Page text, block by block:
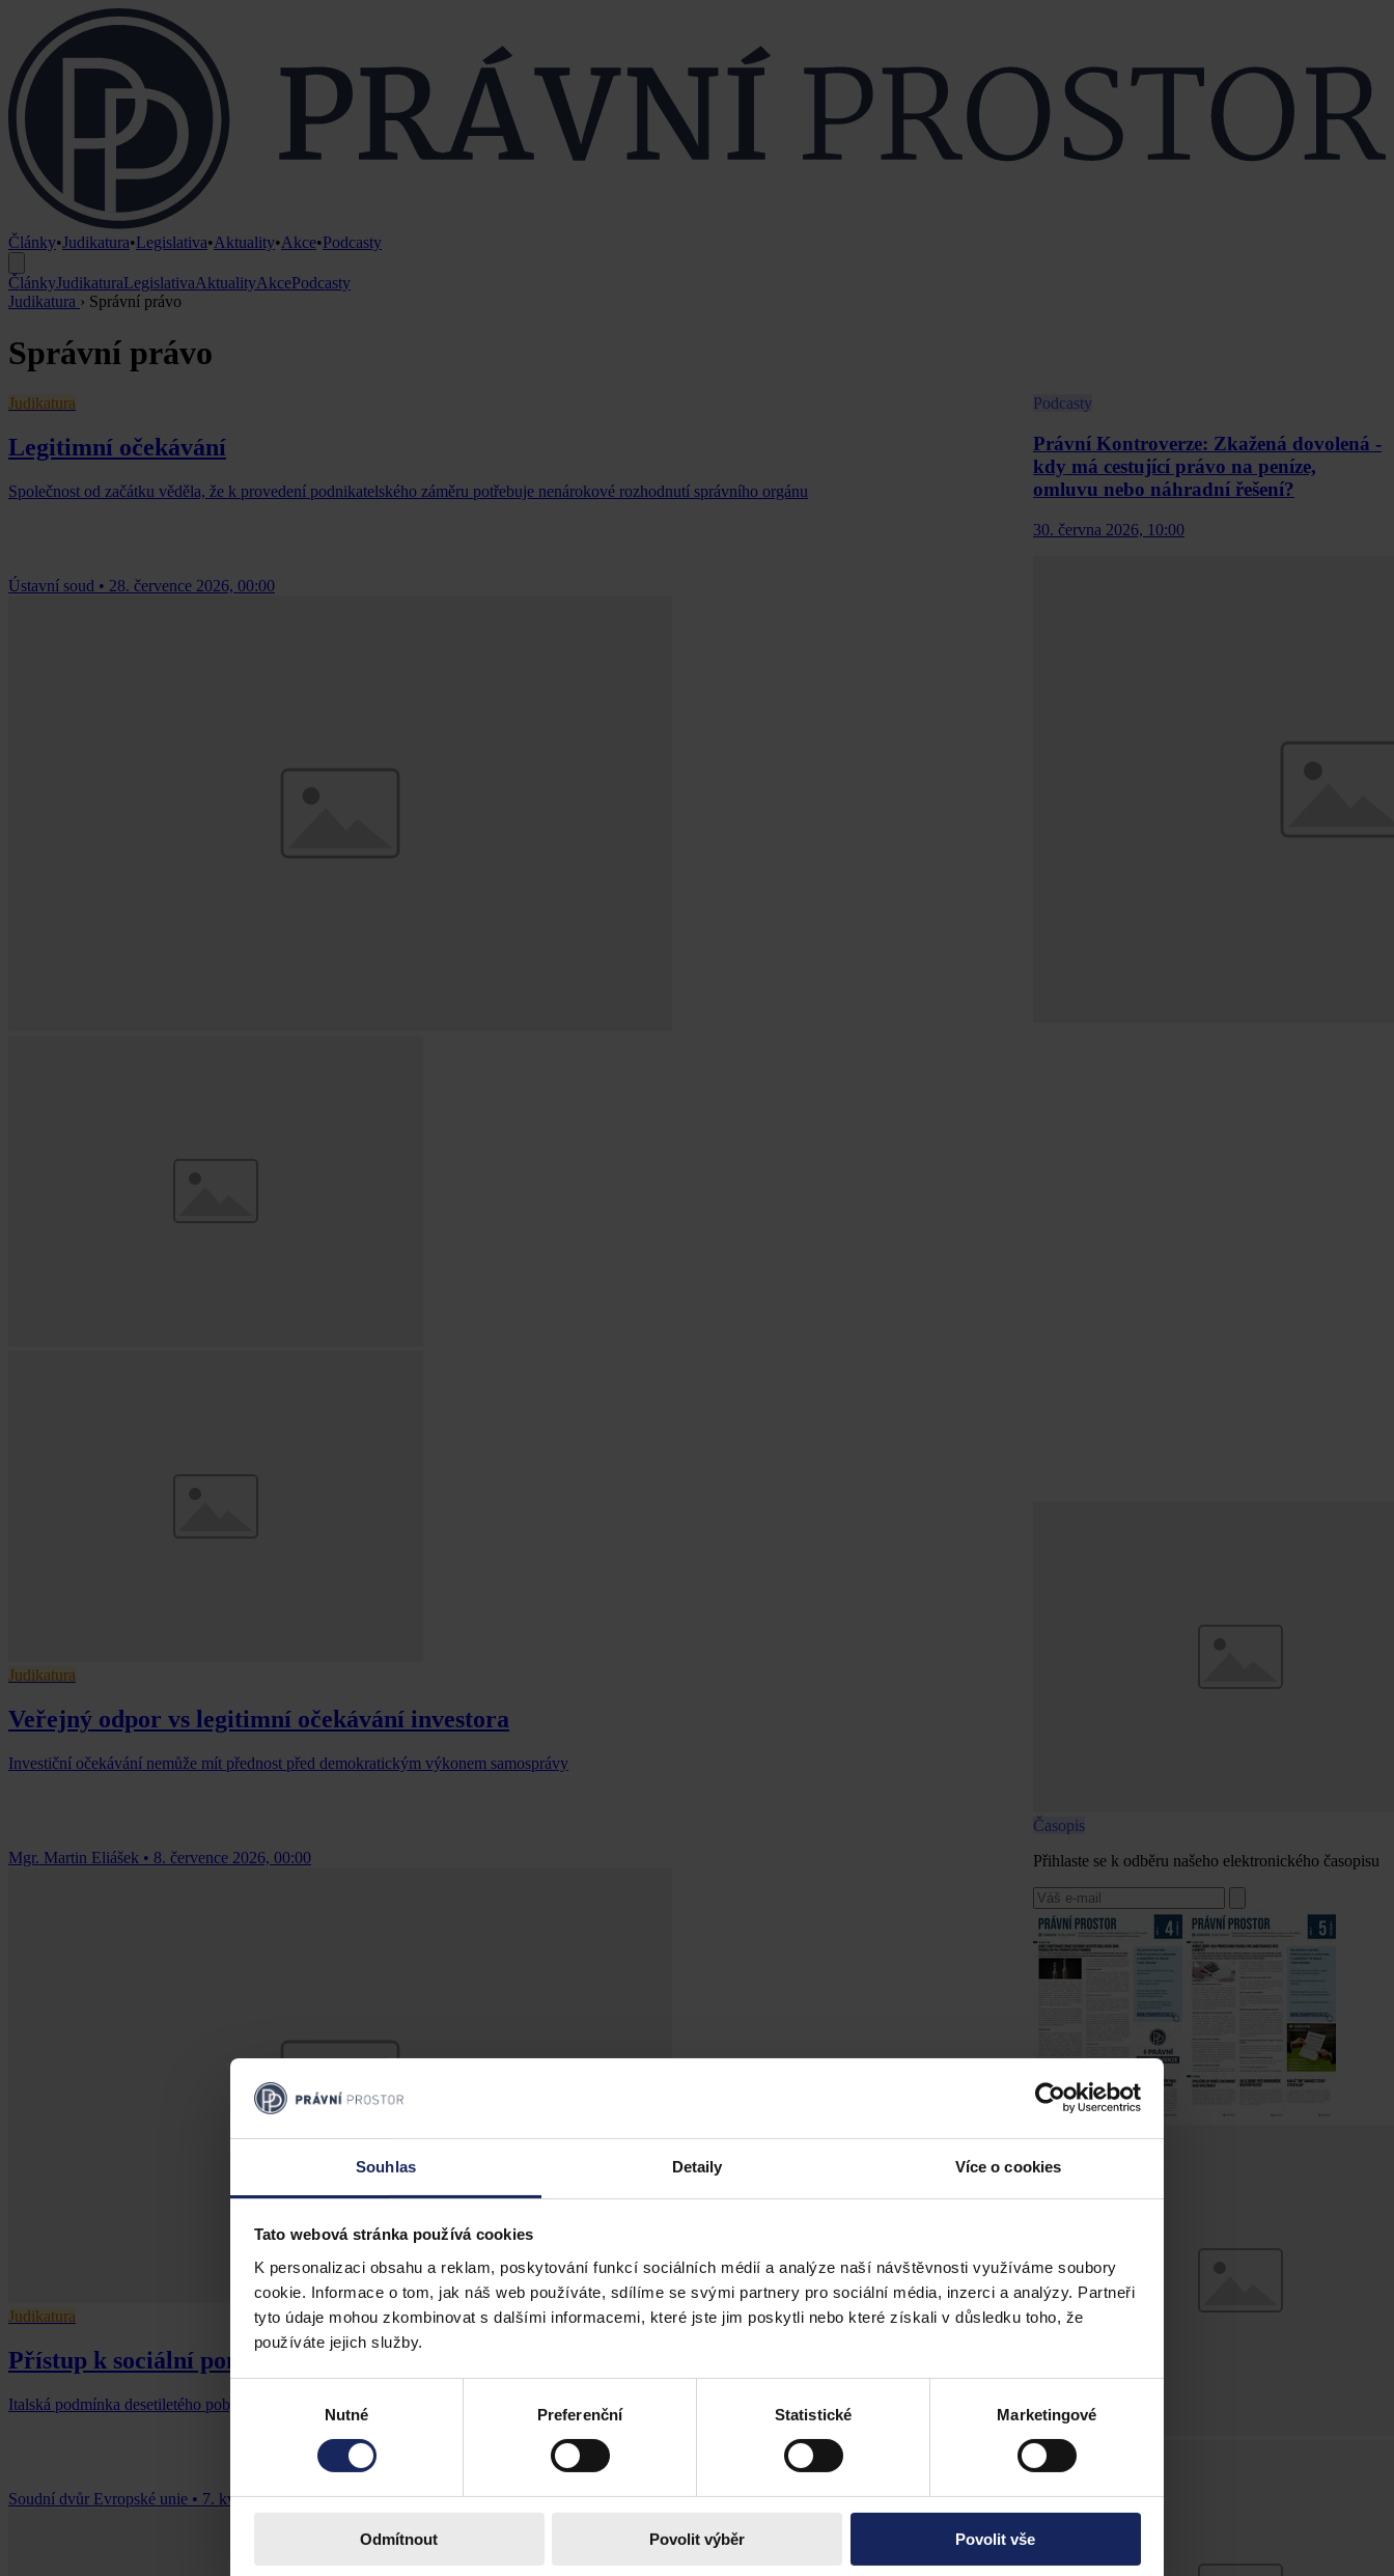
Souhlas Detaily Více o cookies
Tato webová stránka používá cookies
K personalizaci obsahu a reklam, poskytování funkcí sociálních médií a analýze naší návštěvnosti využíváme soubory
cookie. Informace o tom, jak náš web používáte, sdílíme se svými partnery pro sociální média, inzerci a analýzy. Partneři
tyto údaje mohou zkombinovat s dalšími informacemi, které jste jim poskytli nebo které získali v důsledku toho, že
používáte jejich služby.
Nutné Preferenční Statistické Marketingové
Odmítnout Povolit výběr Povolit vše
Články•Judikatura•Legislativa•Aktuality•Akce•Podcasty
ČlánkyJudikaturaLegislativaAktualityAkcePodcasty
Judikatura › Správní právo
Správní právo
Judikatura
Legitimní očekávání
Společnost od začátku věděla, že k provedení podnikatelského záměru potřebuje nenárokové rozhodnutí správního orgánu
Ústavní soud • 28. července 2026, 00:00
Judikatura
Veřejný odpor vs legitimní očekávání investora
Investiční očekávání nemůže mít přednost před demokratickým výkonem samosprávy
Mgr. Martin Eliášek • 8. července 2026, 00:00
Judikatura
Přístup k sociální pomoci osob požívajících mezinárodní ochrany
Italská podmínka desetiletého pobytu pro nárok na "občanský příjem" představuje nepřímou diskriminaci cizinců
Soudní dvůr Evropské unie • 7. května 2026, 00:00
Podcasty
Právní Kontroverze: Zkažená dovolená -
kdy má cestující právo na peníze,
omluvu nebo náhradní řešení?
30. června 2026, 10:00
Časopis
Přihlaste se k odběru našeho elektronického časopisu